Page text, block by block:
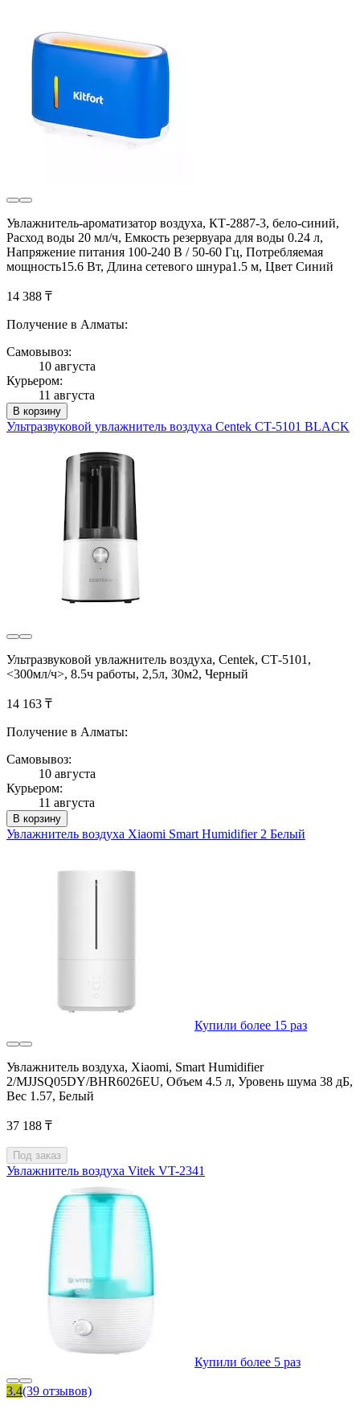
Увлажнитель-ароматизатор воздуха, КТ-2887-3, бело-синий,
Расход воды 20 мл/ч, Емкость резервуара для воды 0.24 л,
Напряжение питания 100-240 В / 50-60 Гц, Потребляемая
мощность15.6 Вт, Длина сетевого шнура1.5 м, Цвет Синий
14 388 ₸
Получение в Алматы:
Самовывоз:
10 августа
Курьером:
11 августа
В корзину
Ультразвуковой увлажнитель воздуха Centek СТ-5101 BLACK
Ультразвуковой увлажнитель воздуха, Centek, СТ-5101,
<300мл/ч>, 8.5ч работы, 2,5л, 30м2, Черный
14 163 ₸
Получение в Алматы:
Самовывоз:
10 августа
Курьером:
11 августа
В корзину
Увлажнитель воздуха Xiaomi Smart Humidifier 2 Белый
Купили более 15 раз
Увлажнитель воздуха, Xiaomi, Smart Humidifier
2/MJJSQ05DY/BHR6026EU, Объем 4.5 л, Уровень шума 38 дБ,
Вес 1.57, Белый
37 188 ₸
Под заказ
Увлажнитель воздуха Vitek VT-2341
Купили более 5 раз
3.4(39 отзывов)